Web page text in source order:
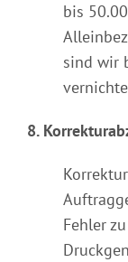
bis
sind wir
8.
Fehler